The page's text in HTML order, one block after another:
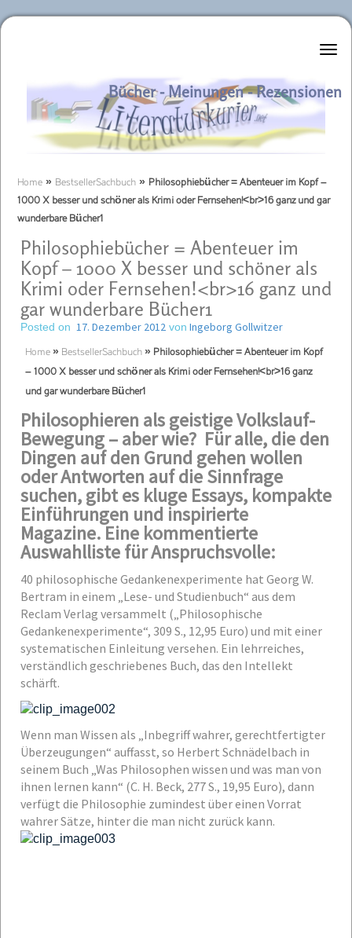
Literaturkurier.net
Bücher - Meinungen - Rezensionen
Home » BestsellerSachbuch » Philosophiebücher = Abenteuer im Kopf –
1000 X besser und schöner als Krimi oder Fernsehen!<br>16 ganz und gar
wunderbare Bücher1
Philosophiebücher = Abenteuer im
Kopf – 1000 X besser und schöner als
Krimi oder Fernsehen!<br>16 ganz und
gar wunderbare Bücher1
Posted on 17. Dezember 2012 von Ingeborg Gollwitzer
Home » BestsellerSachbuch » Philosophiebücher = Abenteuer im Kopf
– 1000 X besser und schöner als Krimi oder Fernsehen!<br>16 ganz
und gar wunderbare Bücher1
Philosophieren als geistige Volkslauf-
Bewegung – aber wie? Für alle, die den
Dingen auf den Grund gehen wollen
oder Antworten auf die Sinnfrage
suchen, gibt es kluge Essays, kompakte
Einführungen und inspirierte
Magazine. Eine kommentierte
Auswahlliste für Anspruchsvolle:
40 philosophische Gedankenexperimente hat Georg W.
Bertram in einem „Lese- und Studienbuch“ aus dem
Reclam Verlag versammelt („Philosophische
Gedankenexperimente“, 309 S., 12,95 Euro) und mit einer
systematischen Einleitung versehen. Ein lehrreiches,
verständlich geschriebenes Buch, das den Intellekt
schärft.
Wenn man Wissen als „Inbegriff wahrer, gerechtfertigter
Überzeugungen“ auffasst, so Herbert Schnädelbach in
seinem Buch „Was Philosophen wissen und was man von
ihnen lernen kann“ (C. H. Beck, 277 S., 19,95 Euro), dann
verfügt die Philosophie zumindest über einen Vorrat
wahrer Sätze, hinter die man nicht zurück kann.